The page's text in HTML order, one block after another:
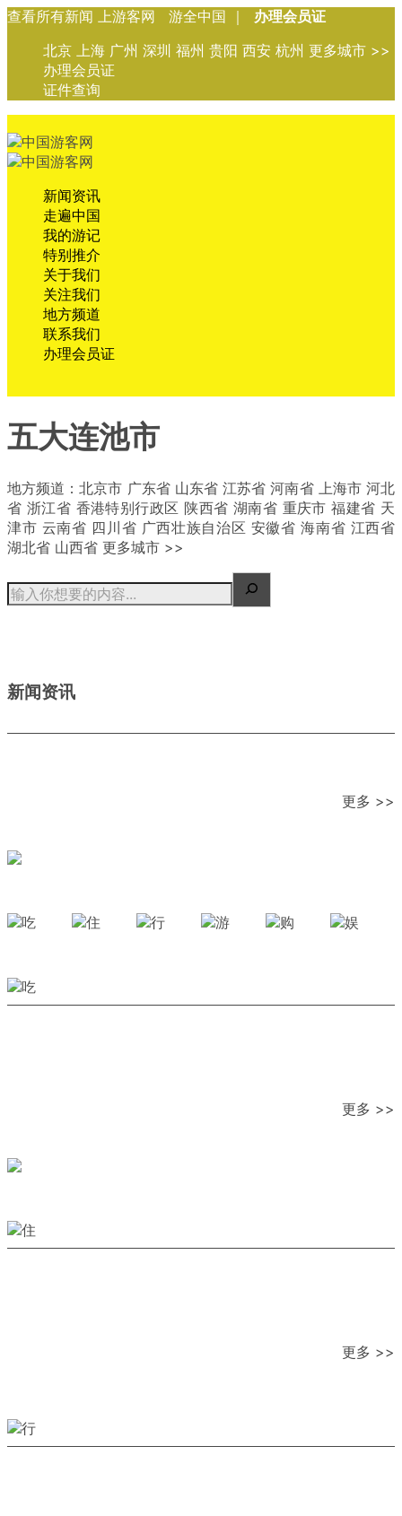
查看所有新闻 上游客网 游全中国 ｜
办理会员证
北京 上海 广州 深圳 福州 贵阳 西安 杭州 更多城市 >>
办理会员证
证件查询
新闻资讯
走遍中国
我的游记
特别推介
关于我们
关注我们
地方频道
联系我们
办理会员证
五大连池市
地方频道：北京市 广东省 山东省 江苏省 河南省 上海市 河北
省 浙江省 香港特别行政区 陕西省 湖南省 重庆市 福建省 天
津市 云南省 四川省 广西壮族自治区 安徽省 海南省 江西省
湖北省 山西省 更多城市 >>
新闻资讯
更多 >>
更多 >>
更多 >>